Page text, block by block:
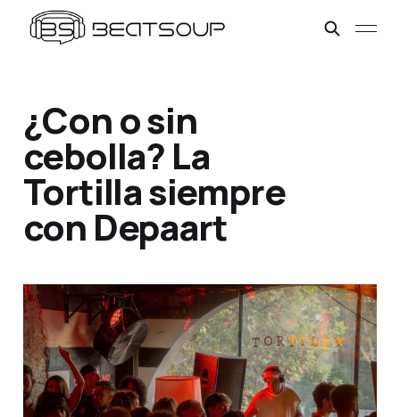
¿Con o sin
cebolla? La
Tortilla siempre
con Depaart